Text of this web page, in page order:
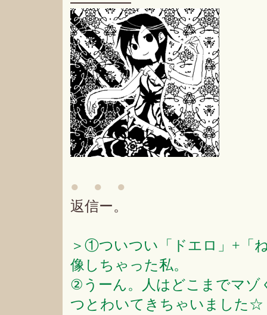
● ● ●
返信ー。
＞①ついつい「ドエロ」+「
像しちゃった私。
②うーん。人はどこまでマ
つとわいてきちゃいました☆